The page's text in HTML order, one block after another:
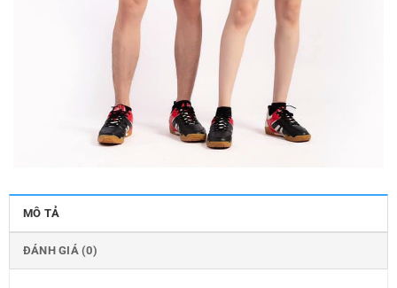
MÔ TẢ
ĐÁNH GIÁ (0)